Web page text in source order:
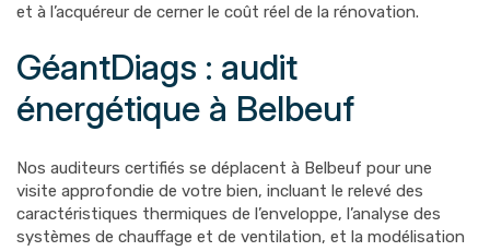
et à l’acquéreur de cerner le coût réel de la rénovation.
GéantDiags : audit
énergétique à Belbeuf
Nos auditeurs certifiés se déplacent à Belbeuf pour une
visite approfondie de votre bien, incluant le relevé des
caractéristiques thermiques de l’enveloppe, l’analyse des
systèmes de chauffage et de ventilation, et la modélisation